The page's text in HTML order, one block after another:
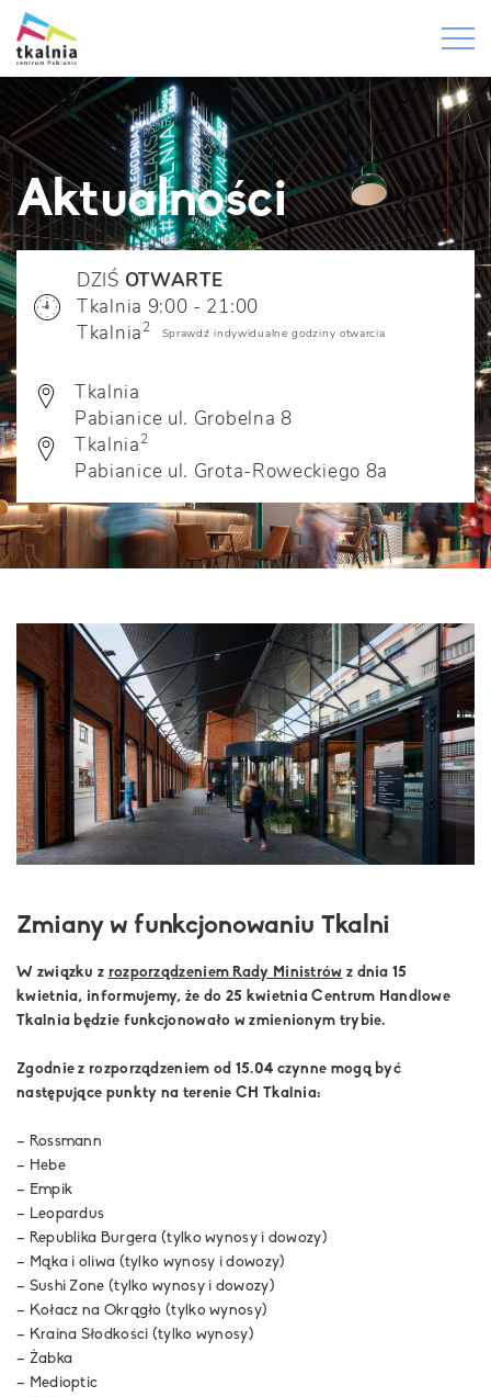
Aktualności
DZIŚ OTWARTE
Tkalnia 9:00 - 21:00
Tkalnia2 Sprawdź indywidualne godziny otwarcia
Tkalnia
Pabianice ul. Grobelna 8
Tkalnia2
Pabianice ul. Grota-Roweckiego 8a
Zmiany w funkcjonowaniu Tkalni
W związku z rozporządzeniem Rady Ministrów z dnia 15
kwietnia, informujemy, że do 25 kwietnia Centrum Handlowe
Tkalnia będzie funkcjonowało w zmienionym trybie.
Zgodnie z rozporządzeniem od 15.04 czynne mogą być
następujące punkty na terenie CH Tkalnia:
– Rossmann
– Hebe
– Empik
– Leopardus
– Republika Burgera (tylko wynosy i dowozy)
– Mąka i oliwa (tylko wynosy i dowozy)
– Sushi Zone (tylko wynosy i dowozy)
– Kołacz na Okrągło (tylko wynosy)
– Kraina Słodkości (tylko wynosy)
– Żabka
– Medioptic